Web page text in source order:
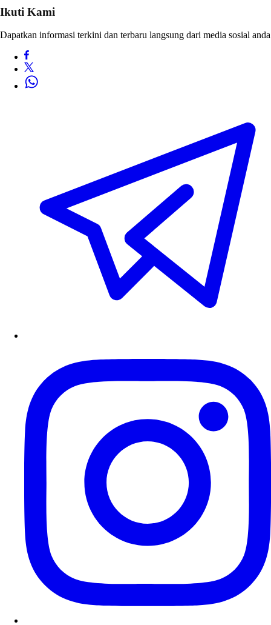
Ikuti Kami
Dapatkan informasi terkini dan terbaru langsung dari media sosial anda